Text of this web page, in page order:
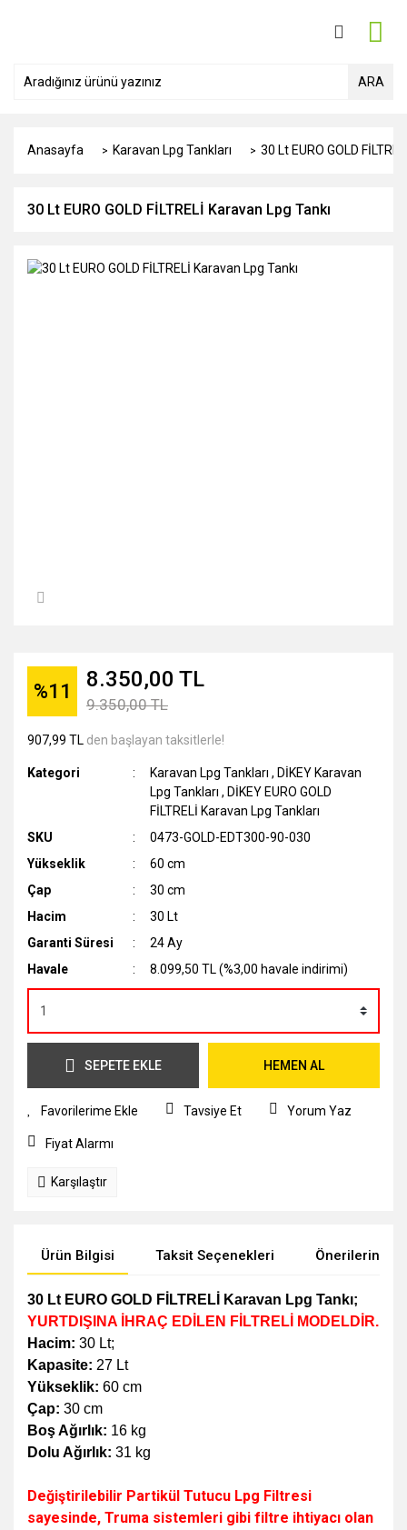
ARA
Anasayfa Karavan Lpg Tankları 30 Lt EURO GOLD
30 Lt EURO GOLD FİLTRELİ Karavan Lpg Tankı
%11 8.350,00 TL
9.350,00 TL
907,99 TL den başlayan taksitlerle!
Kategori Karavan Lpg Tankları , DİKEY Karavan
Lpg Tankları , DİKEY EURO GOLD
FİLTRELİ Karavan Lpg Tankları
SKU
0473-GOLD-EDT300-90-030
Yükseklik
60 cm
Çap
30 cm
Hacim
30 Lt
Garanti Süresi
24 Ay
Havale
8.099,50 TL (%3,00 havale indirimi)
SEPETE EKLE HEMEN AL
Tavsiye Et Yorum Yaz
Fiyat Alarmı
Karşılaştır
Ürün Bilgisi Taksit Seçenekleri Önerileriniz
30 Lt EURO GOLD FİLTRELİ Karavan Lpg Tankı;
YURTDIŞINA İHRAÇ EDİLEN FİLTRELİ MODELDİR.
Hacim: 30 Lt;
Kapasite: 27 Lt
Yükseklik: 60 cm
Çap: 30 cm
Boş Ağırlık: 16 kg
Dolu Ağırlık: 31 kg
Değiştirilebilir Partikül Tutucu Lpg Filtresi
sayesinde, Truma sistemleri gibi filtre ihtiyacı olan